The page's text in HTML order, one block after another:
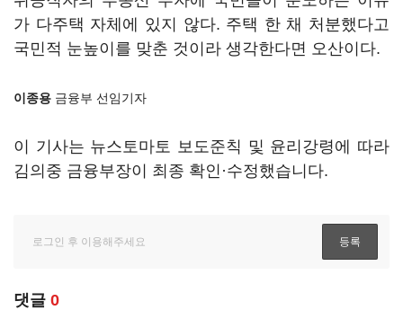
가 다주택 자체에 있지 않다. 주택 한 채 처분했다고
국민적 눈높이를 맞춘 것이라 생각한다면 오산이다.
이종용 금융부 선임기자
이 기사는 뉴스토마토 보도준칙 및 윤리강령에 따라
김의중 금융부장이 최종 확인·수정했습니다.
댓글 0